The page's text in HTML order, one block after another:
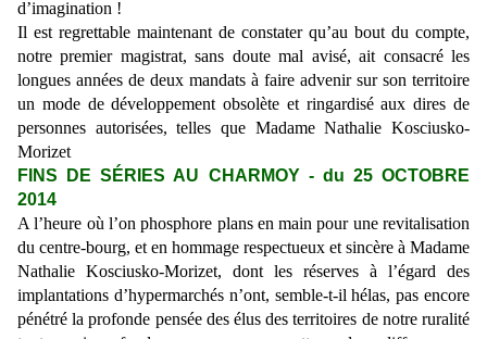
d’imagination !
Il est regrettable maintenant de constater qu’au bout du compte,
notre premier magistrat, sans doute mal avisé, ait consacré les
longues années de deux mandats à faire advenir sur son territoire
un mode de développement obsolète et ringardisé aux dires de
personnes autorisées, telles que Madame Nathalie Kosciusko-
Morizet
FINS DE SÉRIES AU CHARMOY - du 25 OCTOBRE
2014
A l’heure où l’on phosphore plans en main pour une revitalisation
du centre-bourg, et en hommage respectueux et sincère à Madame
Nathalie Kosciusko-Morizet, dont les réserves à l’égard des
implantations d’hypermarchés n’ont, semble-t-il hélas, pas encore
pénétré la profonde pensée des élus des territoires de notre ruralité